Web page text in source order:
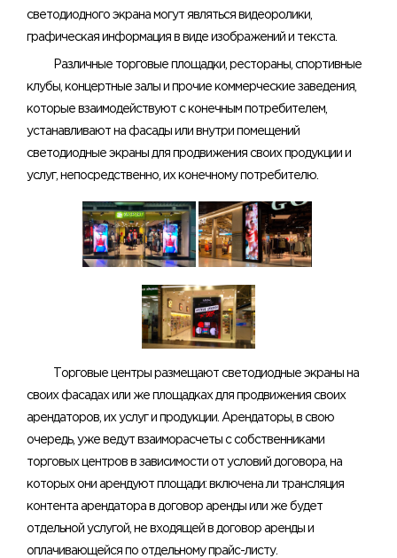
светодиодного экрана могут являться видеоролики,
графическая информация в виде изображений и текста.
Различные торговые площадки, рестораны, спортивные
клубы, концертные залы и прочие коммерческие заведения,
которые взаимодействуют с конечным потребителем,
устанавливают на фасады или внутри помещений
светодиодные экраны для продвижения своих продукции и
услуг, непосредственно, их конечному потребителю.
Торговые центры размещают светодиодные экраны на
своих фасадах или же площадках для продвижения своих
арендаторов, их услуг и продукции. Арендаторы, в свою
очередь, уже ведут взаиморасчеты с собственниками
торговых центров в зависимости от условий договора, на
которых они арендуют площади: включена ли трансляция
контента арендатора в договор аренды или же будет
отдельной услугой, не входящей в договор аренды и
оплачивающейся по отдельному прайс-листу.